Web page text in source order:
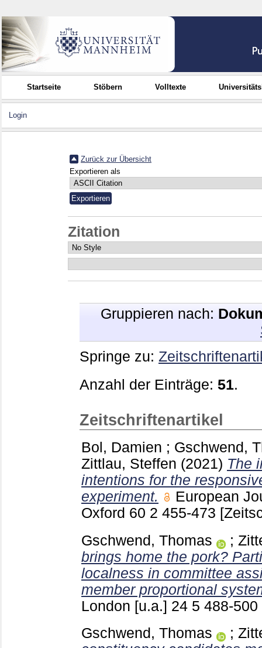
Startseite Stöbern Volltexte
Login
Zurück zur Übersicht
Exportieren als
Zitation
Gruppieren nach:
Springe zu:
Anzahl der Einträge: 51.
Zeitschriftenartikel
Bol, Damien ; Gschwend,
Zittlau, Steffen (2021) The
intentions for the
experiment.
European
Oxford 60 2 455-473
Gschwend, Thomas
;
brings home the pork?
localness in committee
member proportional
London [u.a.] 24 5 488-500
Gschwend, Thomas
;